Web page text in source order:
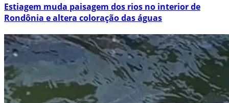
Estiagem muda paisagem dos rios no interior de
Rondônia e altera coloração das águas